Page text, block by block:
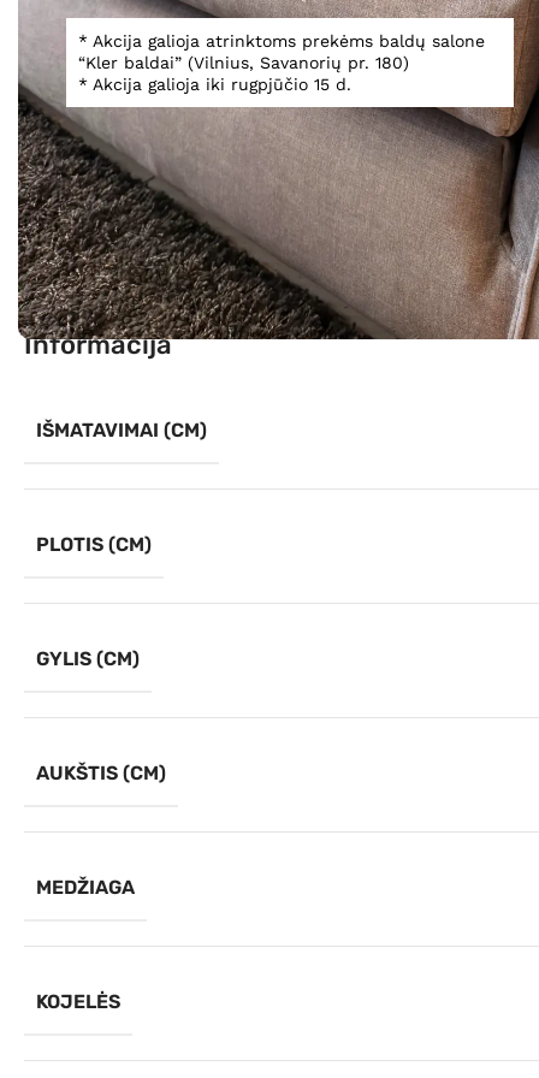
* Akcija galioja atrinktoms prekėms baldų salone
“Kler baldai” (Vilnius, Savanorių pr. 180)
* Akcija galioja iki rugpjūčio 15 d.
Spustelėkite, norėdami padidinti
Informacija
IŠMATAVIMAI (CM)
PLOTIS (CM)
GYLIS (CM)
AUKŠTIS (CM)
MEDŽIAGA
KOJELĖS